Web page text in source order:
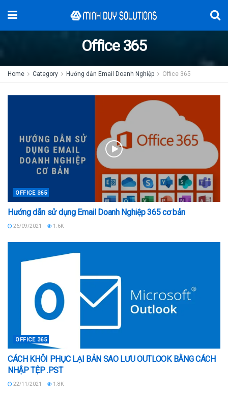
Office 365
Home Category Hướng dẫn Email Doanh Nghiệp Office 365
OFFICE 365
Hướng dẫn sử dụng Email Doanh Nghiệp 365 cơ bản
26/09/2021 1.6K
OFFICE 365
CÁCH KHÔI PHỤC LẠI BẢN SAO LƯU OUTLOOK BẰNG CÁCH
NHẬP TỆP .PST
22/11/2021 1.8K